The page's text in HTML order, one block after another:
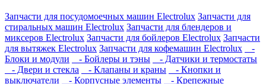
Запчасти для посудомоечных машин Electrolux Запчасти для
стиральных машин Electrolux Запчасти для блендеров и
миксеров Electrolux Запчасти для бойлеров Electrolux Запчасти
для вытяжек Electrolux Запчасти для кофемашин Electrolux
-
Блоки и модули
- Бойлеры и тэны
- Датчики и термостаты
- Двери и стекла
- Клапаны и краны
- Кнопки и
выключатели
- Корпусные элементы
- Крепежные